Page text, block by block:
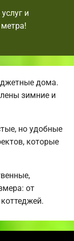
и
дома.
зимние и
но удобные
которые
от